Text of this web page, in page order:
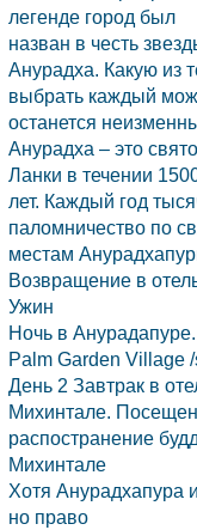
легенде город был
назван в честь
Анурадха. Какую из
выбрать каждый
останется
Анурадха – это
Ланки в течении
лет. Каждый год
паломничество по
местам
Возвращение в
Ужин
Ночь в Анурадапуре.
Palm Garden Village
День 2 Завтрак в
Михинтале.
распостранение
Михинтале
Хотя Анурадхапура
но право